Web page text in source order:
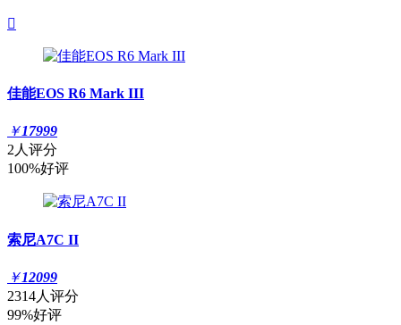

佳能EOS R6 Mark III
￥17999
2人评分
100%好评
索尼A7C II
￥12099
2314人评分
99%好评